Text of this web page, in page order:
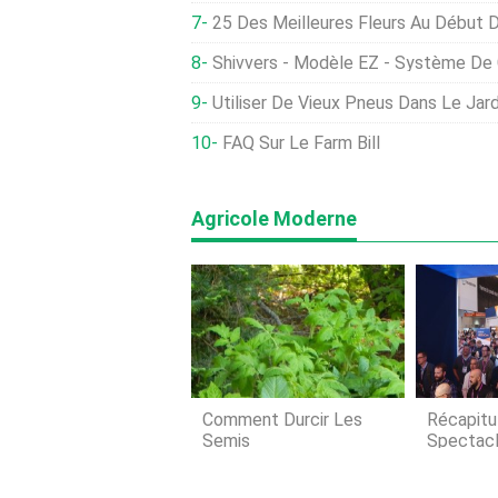
25 Des Meilleures Fleurs Au Début
Shivvers - Modèle EZ - Système De
Utiliser De Vieux Pneus Dans Le
FAQ Sur Le Farm Bill
Agricole Moderne
Comment Durcir Les
Semis